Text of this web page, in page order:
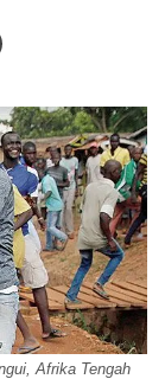
Afrika Tengah